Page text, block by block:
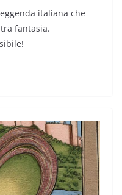
italiana che
fantasia.